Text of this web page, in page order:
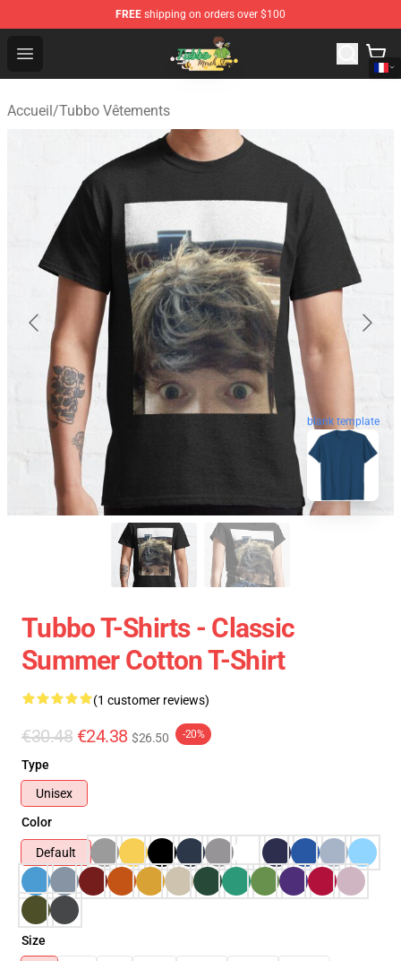
FREE shipping on orders over $100
Open menu
Tubbo Store - Official Tubbo Merchandise Shop
Accueil/Tubbo Vêtements
blank template
Tubbo T-Shirts - Classic
Summer Cotton T-Shirt
(1 customer reviews)
€30.48 €24.38 $26.50 -20%
Type
Unisex
Color
Default
Size